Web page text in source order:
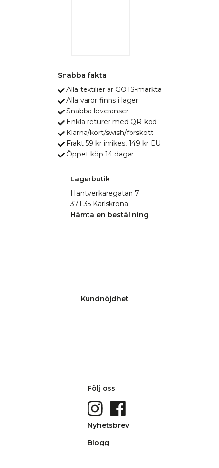
Snabba fakta
Alla textilier är GOTS-märkta
Alla varor finns i lager
Snabba leveranser
Enkla returer med QR-kod
Klarna/kort/swish/förskott
Frakt 59 kr inrikes, 149 kr EU
Öppet köp 14 dagar
Lagerbutik
Hantverkaregatan 7
371 35 Karlskrona
Hämta en beställning
Kundnöjdhet
Följ oss
Nyhetsbrev
Blogg